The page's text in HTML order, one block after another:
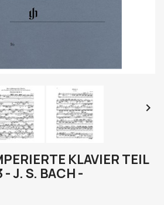

KLAVIER TEIL
J. S. BACH -